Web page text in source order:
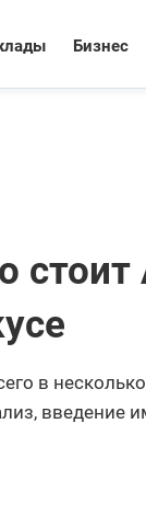
Бизнес
в
введение